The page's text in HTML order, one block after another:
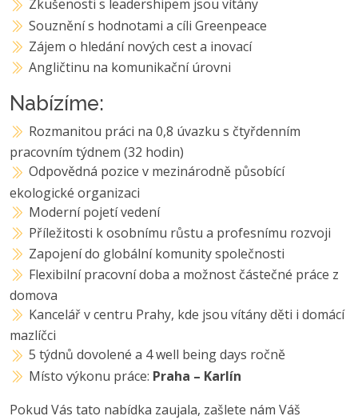
Zkušenosti s leadershipem jsou vítány
Souznění s hodnotami a cíli Greenpeace
Zájem o hledání nových cest a inovací
Angličtinu na komunikační úrovni
Nabízíme:
Rozmanitou práci na 0,8 úvazku s čtyřdenním
pracovním týdnem (32 hodin)
Odpovědná pozice v mezinárodně působící
ekologické organizaci
Moderní pojetí vedení
Příležitosti k osobnímu růstu a profesnímu rozvoji
Zapojení do globální komunity společnosti
Flexibilní pracovní doba a možnost částečné práce z
domova
Kancelář v centru Prahy, kde jsou vítány děti i domácí
mazlíčci
5 týdnů dovolené a 4 well being days ročně
Místo výkonu práce: Praha – Karlín
Pokud Vás tato nabídka zaujala, zašlete nám Váš